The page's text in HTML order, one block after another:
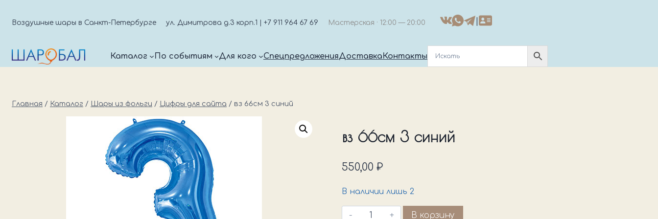
Воздушные шары в Санкт-Петербурге ул. Димитрова д.3 корп.1 | +7 911 964 67 69 Мастерская · 12:00 — 20:00
Каталог По событиям Для кого СпецпредложенияДоставка Контакты
Главная / Каталог / Шары из фольги / Цифры для сайта / вз 66см 3 синий
вз 66см 3 синий
550,00 ₽
В наличии лишь 2
КоличествоВ корзину